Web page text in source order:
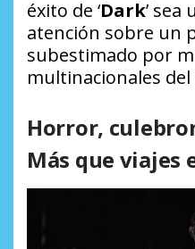
éxito de ‘Dark’ sea
atención sobre un
subestimado por
multinacionales
Horror,
Más que viajes